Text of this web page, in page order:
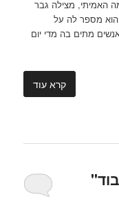
האמיתי, מצילה גבר
מספר לה על
מתים בה מדי יום
קרא עוד